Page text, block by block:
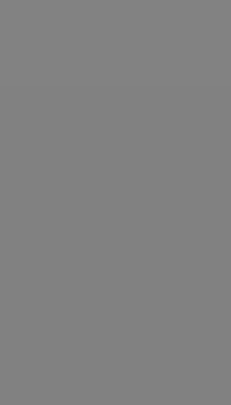
Angebot. Eine Übersicht aller